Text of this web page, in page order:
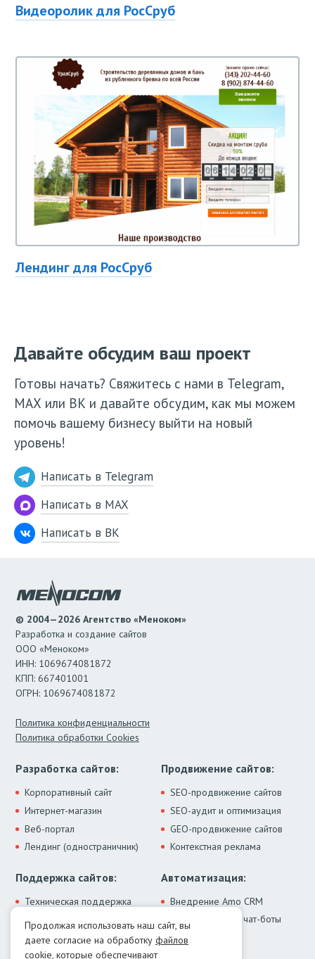
Видеоролик для РосСруб
Лендинг для РосСруб
Давайте обсудим ваш проект
Готовы начать? Свяжитесь с нами в Telegram,
МАХ или ВК и давайте обсудим, как мы можем
помочь вашему бизнесу выйти на новый
уровень!
Написать в Telegram
Написать в MAX
Написать в ВК
© 2004—2026 Агентство «Меноком»
Разработка и создание сайтов
ООО «Меноком»
ИНН: 1069674081872
КПП: 667401001
ОГРН: 1069674081872
Политика конфиденциальности
Политика обработки Cookies
Разработка сайтов:
Корпоративный сайт
Интернет-магазин
Веб-портал
Лендинг (одностраничник)
Продвижение сайтов:
SEO-продвижение сайтов
SEO-аудит и оптимизация
GEO-продвижение сайтов
Контекстная реклама
Поддержка сайтов:
Техническая поддержка
Модернизация сайта
Лечение от вирусов
Автоматизация:
Внедрение Amo CRM
ИИ-ассистенты и чат-боты
Интеграции
Продолжая использовать наш сайт, вы
даете согласие на обработку файлов
cookie, которые обеспечивают